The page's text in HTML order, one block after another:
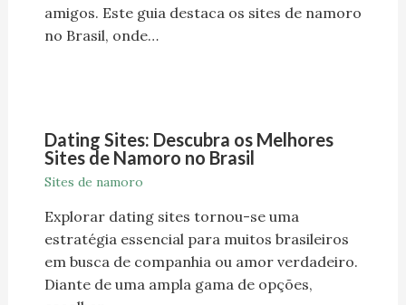
amigos. Este guia destaca os sites de namoro
no Brasil, onde…
Dating Sites: Descubra os Melhores
Sites de Namoro no Brasil
Sites de namoro
Explorar dating sites tornou-se uma
estratégia essencial para muitos brasileiros
em busca de companhia ou amor verdadeiro.
Diante de uma ampla gama de opções,